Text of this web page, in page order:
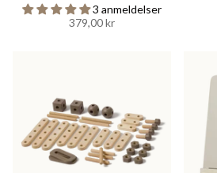
3 anmeldelser
379,00 kr